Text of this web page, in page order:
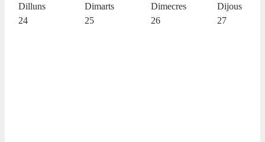
Dilluns
24
Dimarts
25
Dimecres
26
Dijous
27